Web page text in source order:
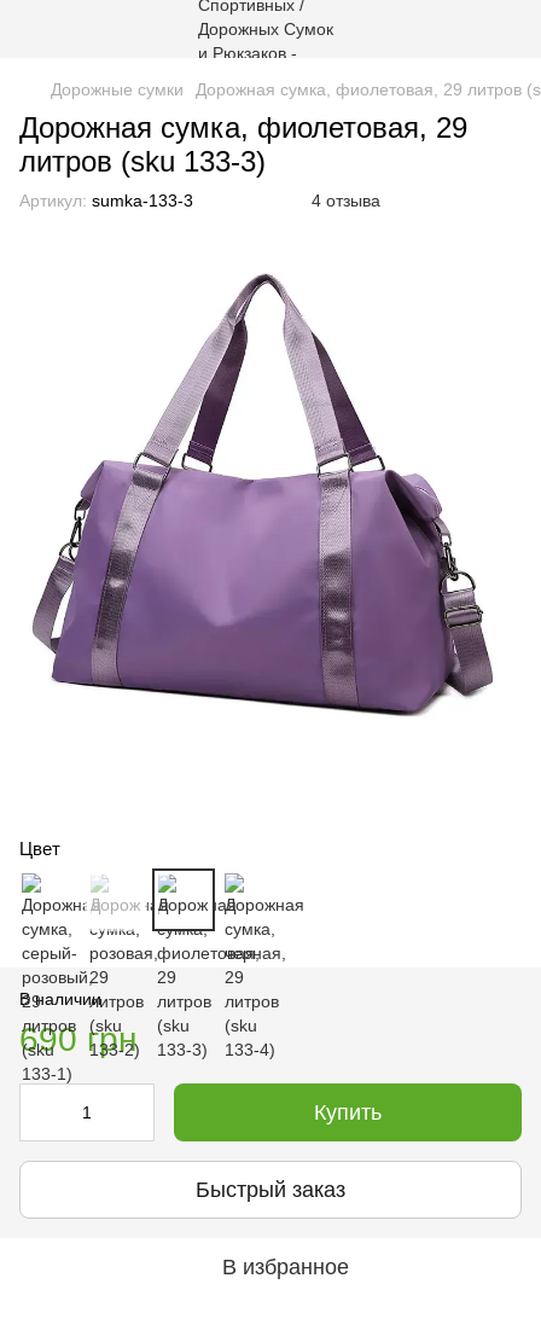
Дорожные сумки Дорожная сумка, фиолетовая, 29 литров
Дорожная сумка, фиолетовая, 29
литров (sku 133-3)
Артикул: sumka-133-3 4 отзыва
Цвет
В наличии
690 грн
Купить
Быстрый заказ
В избранное